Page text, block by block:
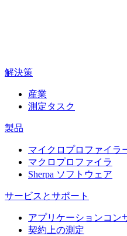
解決策
産業
測定タスク
製品
マイクロプロファイラ
マクロプロファイラ
Sherpa ソフトウェア
サービスとサポート
アプリケーションコン
契約上の測定